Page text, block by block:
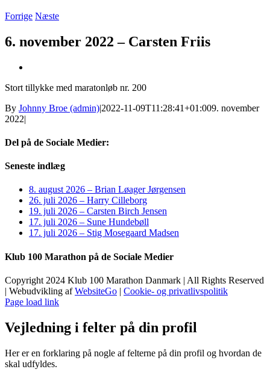
Forrige Næste
6. november 2022 – Carsten Friis
billede
Stort tillykke med maratonløb nr. 200
By Johnny Broe (admin)|2022-11-09T11:28:41+01:009. november
2022|
Del på de Sociale Medier:
Facebook
X
LinkedIn
Pinterest
E-
Seneste indlæg
8. august 2026 – Brian Løager Jørgensen
26. juli 2026 – Harry Cilleborg
19. juli 2026 – Carsten Birch Jensen
17. juli 2026 – Sune Hundebøll
17. juli 2026 – Stig Mosegaard Madsen
Klub 100 Marathon på de Sociale Medier
Copyright 2024 Klub 100 Marathon Danmark | All Rights Reserved
| Webudvikling afWebsiteGo | Cookie- og privatlivspolitik
Page load link
Vejledning i felter på din profil
Her er en forklaring på nogle af felterne på din profil og hvordan de
skal udfyldes.